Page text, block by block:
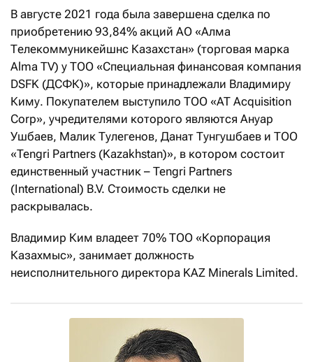
В августе 2021 года была завершена сделка по
приобретению 93,84% акций АО «Алма
Телекоммуникейшнс Казахстан» (торговая марка
Alma TV) у ТОО «Специальная финансовая компания
DSFK (ДСФК)», которые принадлежали Владимиру
Киму. Покупателем выступило ТОО «AT Acquisition
Corp», учредителями которого являются Ануар
Ушбаев, Малик Тулегенов, Данат Тунгушбаев и ТОО
«Tengri Partners (Kazakhstan)», в котором состоит
единственный участник – Tengri Partners
(International) B.V. Стоимость сделки не
раскрывалась.
Владимир Ким владеет 70% ТОО «Корпорация
Казахмыс», занимает должность
неисполнительного директора KAZ Minerals Limited.